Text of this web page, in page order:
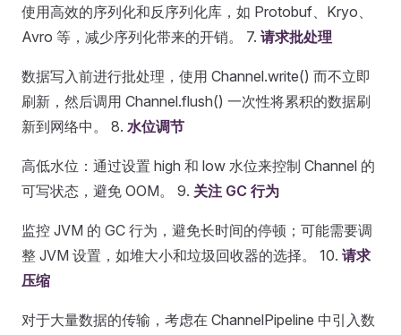
使用高效的序列化和反序列化库，如 Protobuf、Kryo、
Avro 等，减少序列化带来的开销。 7. 请求批处理
数据写入前进行批处理，使用 Channel.write() 而不立即
刷新，然后调用 Channel.flush() 一次性将累积的数据刷
新到网络中。 8. 水位调节
高低水位：通过设置 high 和 low 水位来控制 Channel 的
可写状态，避免 OOM。 9. 关注 GC 行为
监控 JVM 的 GC 行为，避免长时间的停顿；可能需要调
整 JVM 设置，如堆大小和垃圾回收器的选择。 10. 请求
压缩
对于大量数据的传输，考虑在 ChannelPipeline 中引入数